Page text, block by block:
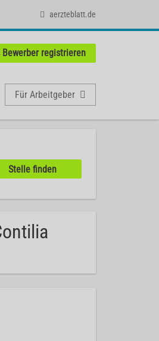
aerzteblatt.de
Bewerber registrieren
Für Arbeitgeber